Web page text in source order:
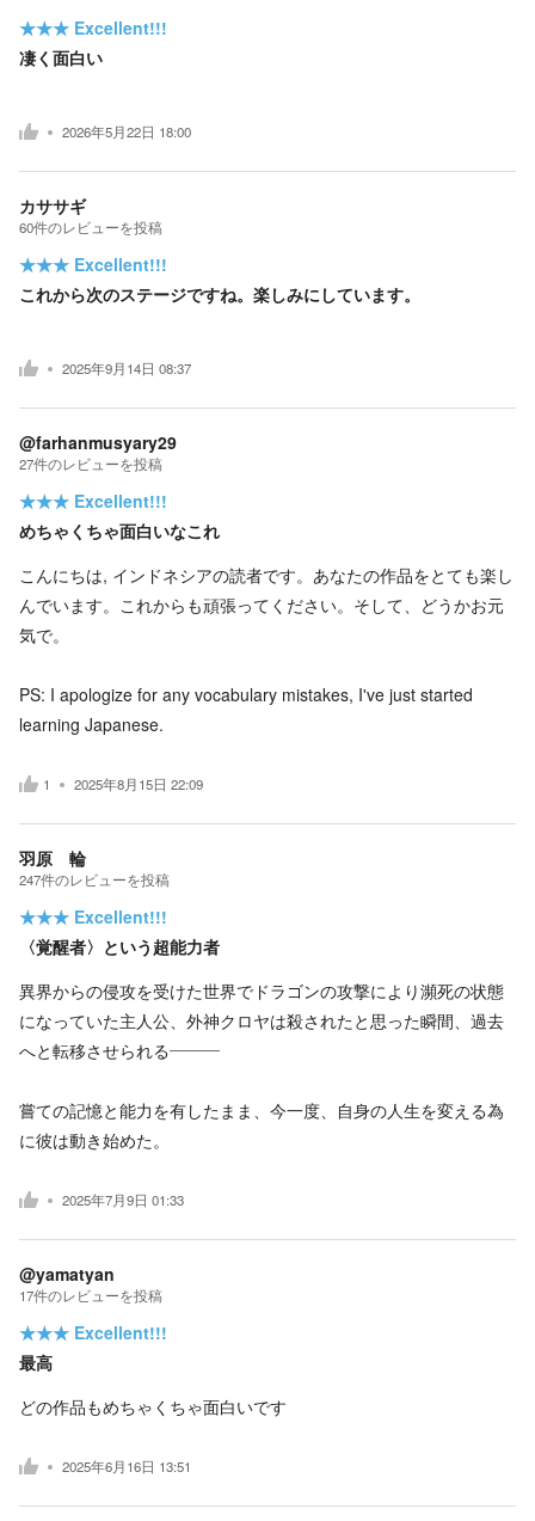
★★★ Excellent!!!
凄く面白い
2026年5月22日 18:00
カササギ
60件のレビューを投稿
★★★ Excellent!!!
これから次のステージですね。楽しみにしています。
2025年9月14日 08:37
@farhanmusyary29
27件のレビューを投稿
★★★ Excellent!!!
めちゃくちゃ面白いなこれ
こんにちは, インドネシアの読者です。あなたの作品をとても楽し
んでいます。これからも頑張ってください。そして、どうかお元
気で。
PS: I apologize for any vocabulary mistakes, I've just started
learning Japanese.
1 2025年8月15日 22:09
羽原 輪
247件のレビューを投稿
★★★ Excellent!!!
〈覚醒者〉という超能力者
異界からの侵攻を受けた世界でドラゴンの攻撃により瀕死の状態
になっていた主人公、外神クロヤは殺されたと思った瞬間、過去
へと転移させられる―——
嘗ての記憶と能力を有したまま、今一度、自身の人生を変える為
に彼は動き始めた。
2025年7月9日 01:33
@yamatyan
17件のレビューを投稿
★★★ Excellent!!!
最高
どの作品もめちゃくちゃ面白いです
2025年6月16日 13:51